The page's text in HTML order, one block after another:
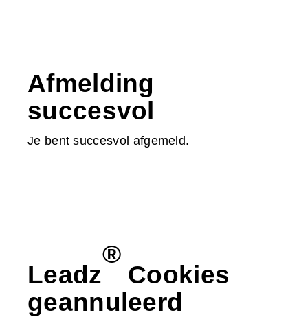
Afmelding
succesvol
Je bent succesvol afgemeld.
Leadz
®
Cookies
geannuleerd